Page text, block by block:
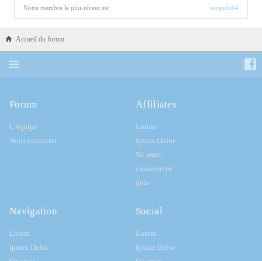
Notre membre le plus récent est
sergedu64
Accueil du forum
Forum
L’équipe
Nous contacter
Affiliates
Lorem
Ipsum Dolor
Sit amet
consectetur
quis
Navigation
Lorem
Ipsum Dolor
Social
Lorem
Ipsum Dolor